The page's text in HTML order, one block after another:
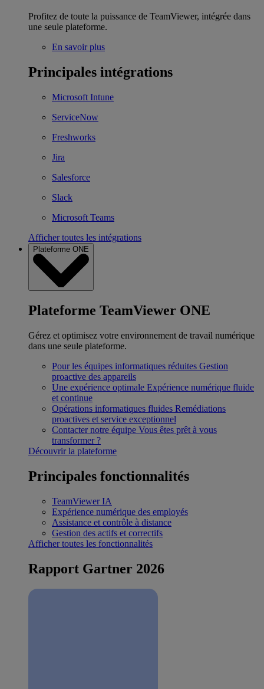
Profitez de toute la puissance de TeamViewer, intégrée dans
une seule plateforme.
En savoir plus
Principales intégrations
Microsoft Intune
ServiceNow
Freshworks
Jira
Salesforce
Slack
Microsoft Teams
Afficher toutes les intégrations
Plateforme ONE
Plateforme TeamViewer ONE
Gérez et optimisez votre environnement de travail numérique
dans une seule plateforme.
Pour les équipes informatiques réduites Gestion
proactive des appareils
Une expérience optimale Expérience numérique fluide
et continue
Opérations informatiques fluides Remédiations
proactives et service exceptionnel
Contacter notre équipe Vous êtes prêt à vous
transformer ?
Découvrir la plateforme
Principales fonctionnalités
TeamViewer IA
Expérience numérique des employés
Assistance et contrôle à distance
Gestion des actifs et correctifs
Afficher toutes les fonctionnalités
Rapport Gartner 2026